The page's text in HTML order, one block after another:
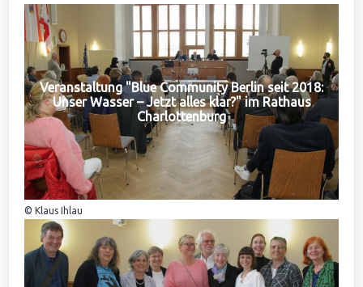
Veranstaltung "Blue Community Berlin seit 2018:
Unser Wasser – Jetzt alles klar?" im Rathaus
Charlottenburg
© Klaus Ihlau